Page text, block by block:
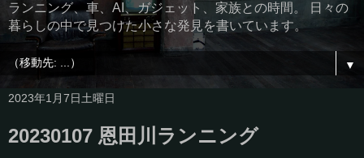
ランニング、車、AI、ガジェット、家族との時間。 日々の
暮らしの中で見つけた小さな発見を書いています。
▼
2023年1月7日土曜日
20230107 恩田川ランニング